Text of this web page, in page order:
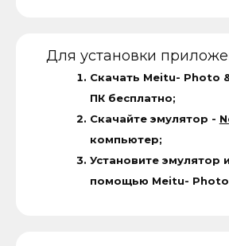
Для установки
Скачать Meitu- Photo
ПК бесплатно;
Скачайте эмулятор -
компьютер;
Установите эмулятор
помощью Meitu- Photo